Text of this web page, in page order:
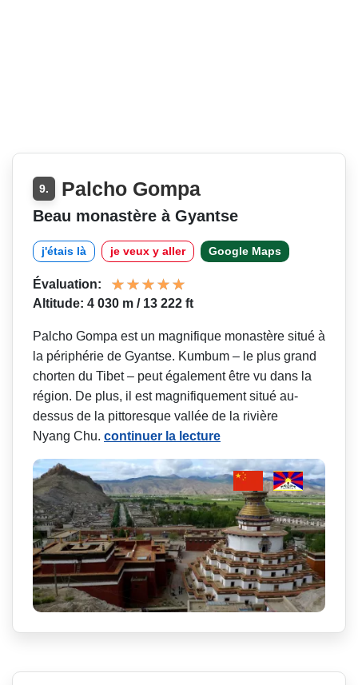
9. Palcho Gompa
Beau monastère à Gyantse
j'étais là je veux y aller Google Maps
Évaluation:
Altitude: 4 030 m / 13 222 ft
Palcho Gompa est un magnifique monastère situé à
la périphérie de Gyantse. Kumbum – le plus grand
chorten du Tibet – peut également être vu dans la
région. De plus, il est magnifiquement situé au-
dessus de la pittoresque vallée de la rivière
Nyang Chu. continuer la lecture